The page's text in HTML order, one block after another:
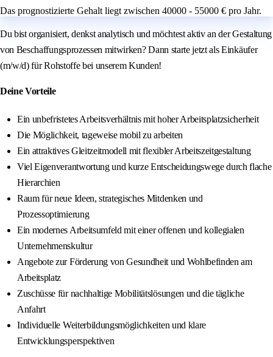
Das prognostizierte Gehalt liegt zwischen 40000 - 55000 € pro Jahr.
Du bist organisiert, denkst analytisch und möchtest aktiv an der Gestaltung
von Beschaffungsprozessen mitwirken? Dann starte jetzt als Einkäufer
(m/w/d) für Rohstoffe bei unserem Kunden!
Deine Vorteile
Ein unbefristetes Arbeitsverhältnis mit hoher Arbeitsplatzsicherheit
Die Möglichkeit, tageweise mobil zu arbeiten
Ein attraktives Gleitzeitmodell mit flexibler Arbeitszeitgestaltung
Viel Eigenverantwortung und kurze Entscheidungswege durch flache
Hierarchien
Raum für neue Ideen, strategisches Mitdenken und
Prozessoptimierung
Ein modernes Arbeitsumfeld mit einer offenen und kollegialen
Unternehmenskultur
Angebote zur Förderung von Gesundheit und Wohlbefinden am
Arbeitsplatz
Zuschüsse für nachhaltige Mobilitätslösungen und die tägliche
Anfahrt
Individuelle Weiterbildungsmöglichkeiten und klare
Entwicklungsperspektiven